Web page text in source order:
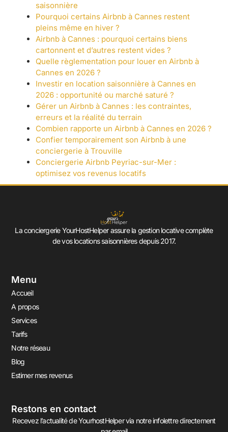
saisonnière
Pourquoi certains Airbnb à Cannes restent
pleins même en hiver ?
Airbnb à Cannes : pourquoi certains biens
cartonnent et d’autres restent vides ?
Quelle règlementation pour louer en Airbnb à
Cannes en 2026 ?
Investir en location saisonnière à Cannes en
2026 : opportunité ou marché saturé ?
Gérer un Airbnb à Cannes : les contraintes,
erreurs et la réalité du terrain
Combien rapporte un Airbnb à Cannes en 2026 ?
Confier temporairement son Airbnb à une
conciergerie à Trouville
Conciergerie Airbnb Peyriac-sur-Mer :
optimisez vos revenus locatifs
La conciergerie YourHostHelper assure la gestion locative complète
de vos locations saisonnières depuis 2017.
Menu
Accueil
A propos
Services
Tarifs
Notre réseau
Blog
Estimer mes revenus
Restons en contact
Recevez l’actualité de YourhostHelper via notre infolettre directement